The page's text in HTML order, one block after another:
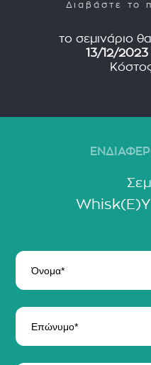
Διαβάστε το
το σεμινάριο
13/12/2023